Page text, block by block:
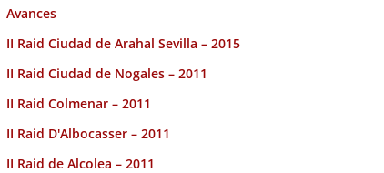
Avances
II Raid Ciudad de Arahal Sevilla – 2015
II Raid Ciudad de Nogales – 2011
II Raid Colmenar – 2011
II Raid D'Albocasser – 2011
II Raid de Alcolea – 2011